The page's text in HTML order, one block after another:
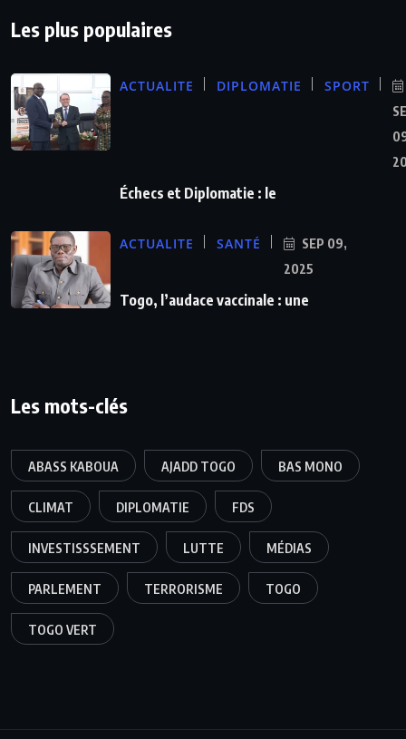
Les plus populaires
ACTUALITE DIPLOMATIE SPORT
Échecs et Diplomatie : le
ACTUALITE SANTÉ
SEP 09,
2025
Togo, l’audace vaccinale : une
Les mots-clés
ABASS KABOUA AJADD TOGO BAS MONO
CLIMAT DIPLOMATIE FDS
INVESTISSSEMENT LUTTE MÉDIAS
PARLEMENT TERRORISME TOGO
TOGO VERT